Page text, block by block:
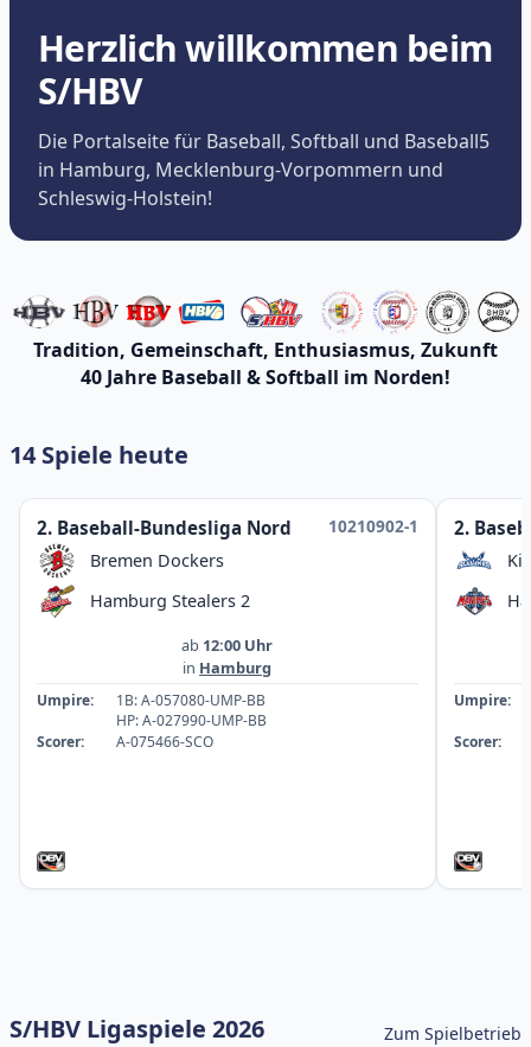
Herzlich willkommen beim
S/HBV
Die Portalseite für Baseball, Softball und Baseball5
in Hamburg, Mecklenburg-Vorpommern und
Schleswig-Holstein!
Tradition, Gemeinschaft, Enthusiasmus, Zukunft
40 Jahre Baseball & Softball im Norden!
14 Spiele heute
2. Baseball-Bundesliga Nord
10210902-1
Bremen Dockers
Hamburg Stealers 2
ab 12:00 Uhr
in Hamburg
Umpire:
1B: A-057080-UMP-BB
HP: A-027990-UMP-BB
Scorer:
A-075466-SCO
2.
Umpire:
Scorer:
S/HBV Ligaspiele 2026 Zum Spielbetrieb